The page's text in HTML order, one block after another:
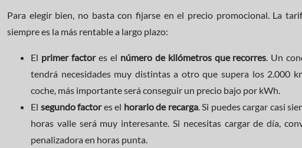
Para elegir bien, no basta con fijarse en el precio promocional. La
siempre es la más rentable a largo plazo:
El primer factores el número de kilómetros que recorres. Un
tendrá necesidades muy distintas a otro que supera los 2.000
coche, más importante será conseguir un precio bajo por kWh.
El segundo factores el horario de recarga. Si puedes cargar casi
horas valle será muy interesante. Si necesitas cargar de día,
penalizadora en horas punta.